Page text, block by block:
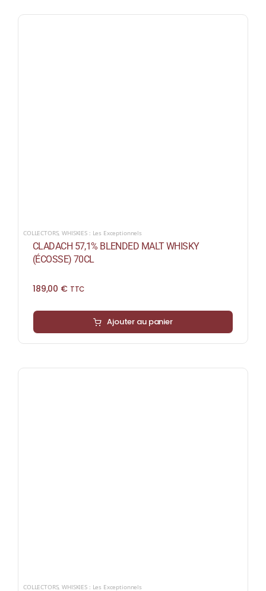
COLLECTORS,WHISKIES : Les Exceptionnels
CLADACH 57,1% BLENDED MALT WHISKY
(ÉCOSSE) 70CL
189,00 € TTC
Ajouter au panier
COLLECTORS,WHISKIES : Les Exceptionnels